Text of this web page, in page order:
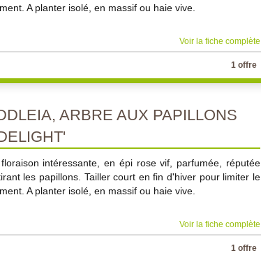
A planter isolé, en massif ou haie vive.
Voir la fiche complète
1 offre
ARBRE AUX PAPILLONS
intéressante, en épi rose vif, parfumée, réputée
les papillons. Tailler court en fin d'hiver pour limiter le
A planter isolé, en massif ou haie vive.
Voir la fiche complète
1 offre